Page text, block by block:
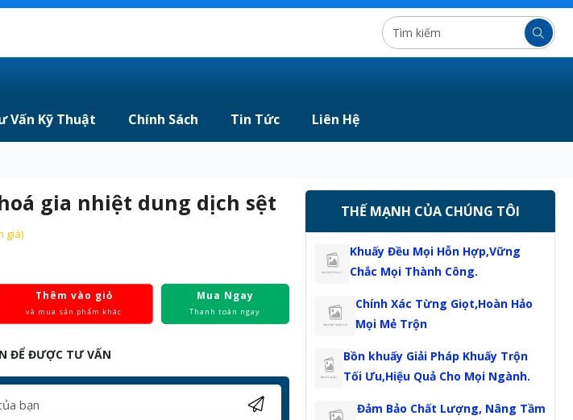
Vấn Kỹ Thuật Chính Sách Tin Tức Liên Hệ
gia nhiệt dung dịch sệt
giá)
Thêm vào giỏ
và mua sản phẩm khác
Mua Ngay
Thanh toán ngay
ĐỂ ĐƯỢC TƯ VẤN
THẾ MẠNH CỦA CHÚNG TÔI
Khuấy Đều Mọi Hỗn Hợp,Vững
Chắc Mọi Thành Công.
Chính Xác Từng Giọt,Hoàn Hảo
Mọi Mẻ Trộn
Bồn khuấy Giải Pháp Khuấy Trộn
Tối Ưu,Hiệu Quả Cho Mọi Ngành.
Đảm Bảo Chất Lượng, Nâng Tầm